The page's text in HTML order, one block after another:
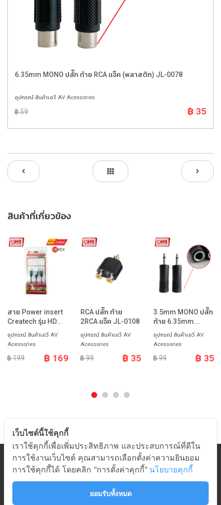
6.35mm MONO ปลั๊ก ท้าย RCA แจ๊ค (พลาสติก) JL-0078
อุปกรณ์ สินค้าเอวี AV Acessories
฿ 59 ฿ 35
สินค้าที่เกี่ยวข้อง
สาย Power insert
Createch รุ่น HD...
อุปกรณ์ สินค้าเอวี AV
Acessories
฿ 199 ฿ 169
RCA ปลั๊ก ท้าย
2RCA แจ๊ค JL-0108
อุปกรณ์ สินค้าเอวี AV
Acessories
฿ 99 ฿ 35
3.5mm MONO ปลั๊ก
ท้าย 6.35mm...
อุปกรณ์ สินค้าเอวี AV
Acessories
฿ 99 ฿ 35
หมวดสินค้า
เกี่ยวกับอมร
ช่วยเหลือ
เว็บไซต์นี้ใช้คุกกี้
เราใช้คุกกี้เพื่อเพิ่มประสิทธิภาพ และประสบการณ์ที่ดีใน
การใช้งานเว็บไซต์ คุณสามารถเลือกตั้งค่าความยินยอม
การใช้คุกกี้ได้ โดยคลิก "การตั้งค่าคุกกี้" นโยบายคุกกี้
ยอมรับทั้งหมด